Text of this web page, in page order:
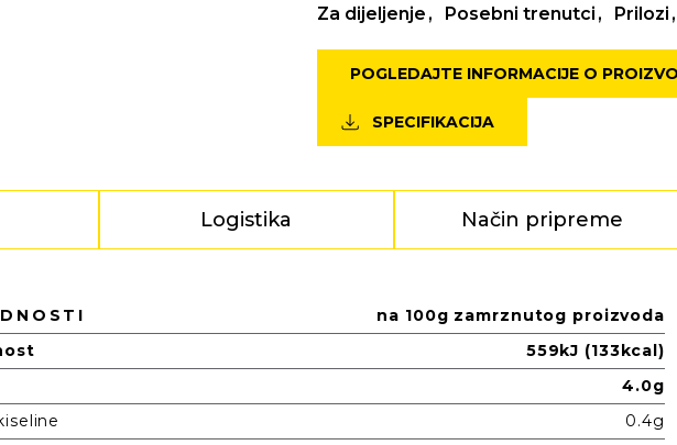
Za dijeljenje
Posebni trenutci Prilozi
POGLEDAJTE INFORMACIJE O
SPECIFIKACIJA
Logistika Način pripreme
na 100g zamrznutog proizvoda
559kJ (133kcal)
4.0g
0.4g